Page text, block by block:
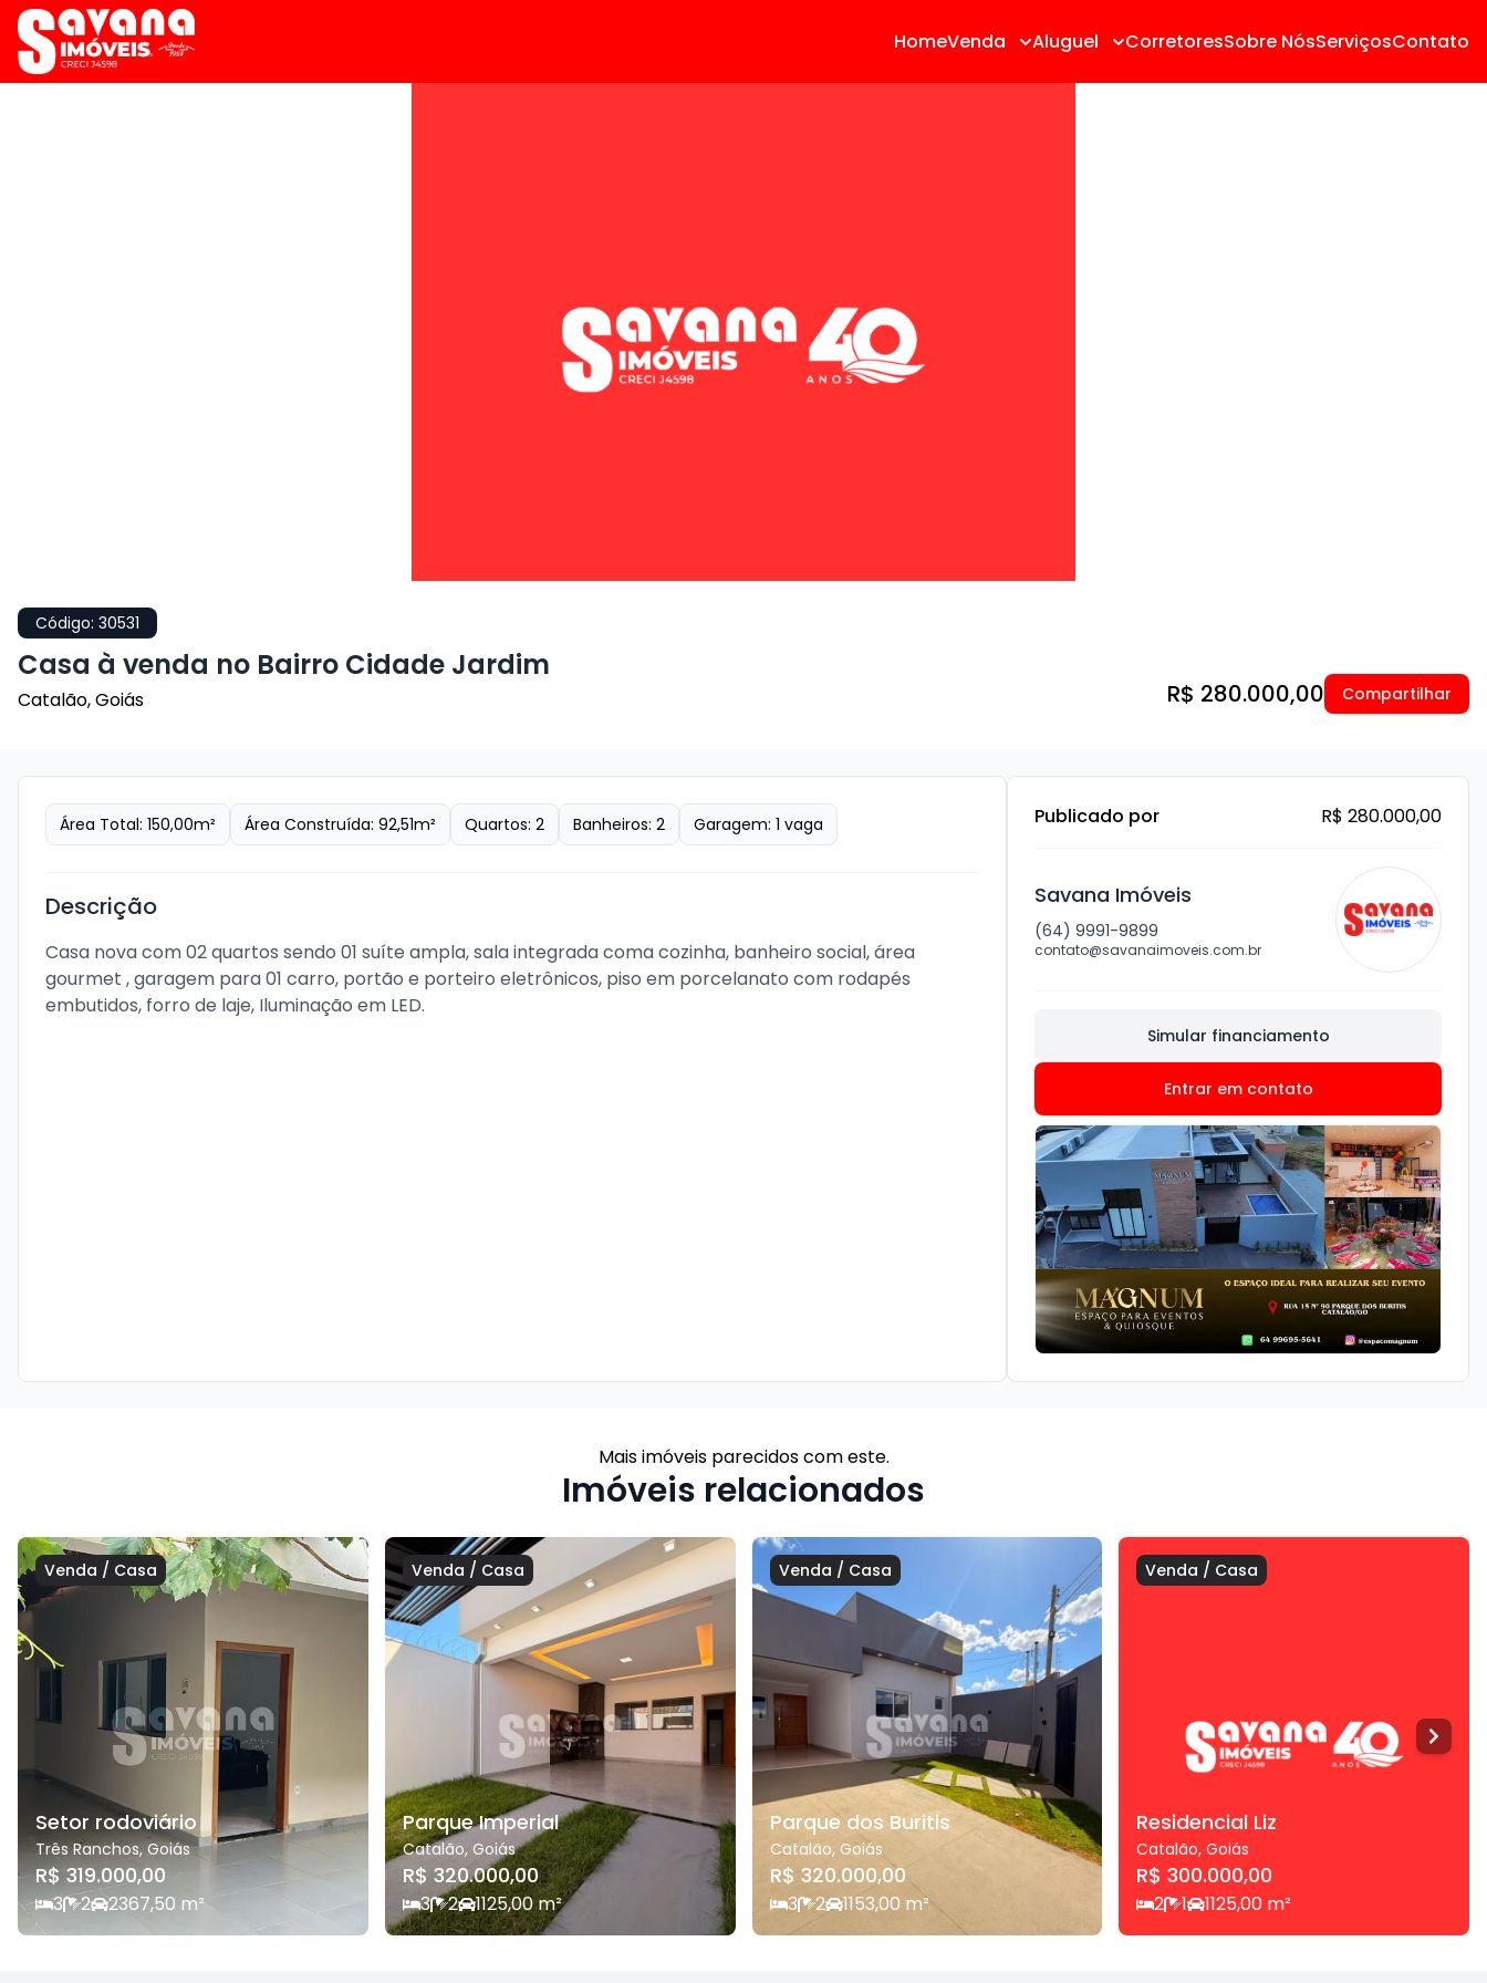
HomeVenda Aluguel CorretoresSobre NósServiçosContato
Código: 30531
Casa à venda no Bairro Cidade Jardim
Catalão,Goiás R$ 280.000,00 Compartilhar
Área Total: 150,00m² Área Construída: 92,51m² Quartos: 2 Banheiros: 2 Garagem: 1 vaga
Descrição
Casa nova com 02 quartos sendo 01 suíte ampla, sala integrada coma cozinha, banheiro social, área
gourmet , garagem para 01 carro, portão e porteiro eletrônicos, piso em porcelanato com rodapés
embutidos, forro de laje, Iluminação em LED.
Publicado por R$ 280.000,00
Savana Imóveis
(64) 9991-9899
contato@savanaimoveis.com.br
Simular financiamento
Entrar em contato
Mais imóveis parecidos com este.
Imóveis relacionados
Venda / Casa
Setor rodoviário
Três Ranchos,Goiás
R$ 319.000,00
3 2 2367,50 m²
Venda / Casa
Parque Imperial
Catalão, Goiás
R$ 320.000,00
3 2 1125,00 m²
Venda / Casa
Parque dos Buritis
Catalão, Goiás
R$ 320.000,00
3 2 1153,00 m²
Venda / Casa
Residencial Liz
Catalão,Goiás
R$ 300.000,00
2 1 1125,00 m²